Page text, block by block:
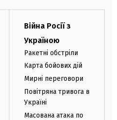
Війна Росії з
Україною
Ракетні обстріли
Карта бойових дій
Мирні переговори
Повітряна тривога в
Україні
Масована атака по